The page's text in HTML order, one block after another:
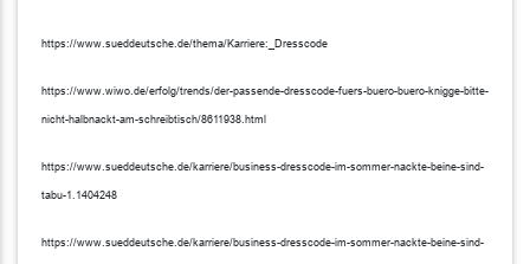
https://www.sueddeutsche.de/thema/Karriere:_Dresscode
https://www.wiwo.de/erfolg/trends/der-passende-dresscode-fuers-buero-buero-knigge-bitte-
nicht-halbnackt-am-schreibtisch/8611938.html
https://www.sueddeutsche.de/karriere/business-dresscode-im-sommer-nackte-beine-sind-
tabu-1.1404248
https://www.sueddeutsche.de/karriere/business-dresscode-im-sommer-nackte-beine-sind-